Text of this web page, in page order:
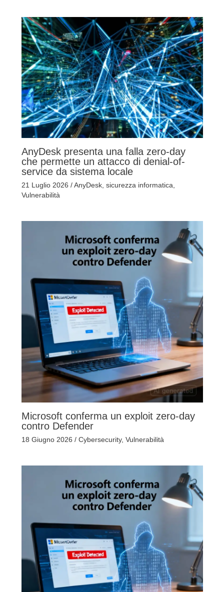
AnyDesk presenta una falla zero-day
che permette un attacco di denial-of-
service da sistema locale
21 Luglio 2026 /AnyDesk, sicurezza informatica
Vulnerabilità
Microsoft conferma un exploit zero-day
contro Defender
18 Giugno 2026 / Cybersecurity, Vulnerabilità